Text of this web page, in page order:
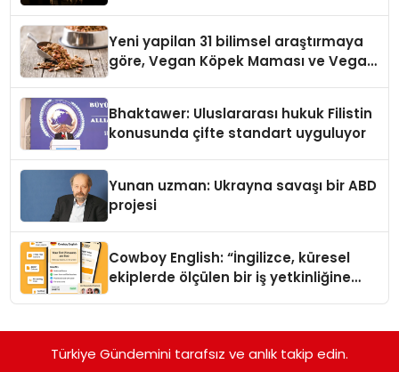
Yeni yapilan 31 bilimsel araştırmaya
göre, Vegan Köpek Maması ve Vegan
Bhaktawer: Uluslararası hukuk Filistin
konusunda çifte standart uyguluyor
Yunan uzman: Ukrayna savaşı bir ABD
projesi
Cowboy English: “İngilizce, küresel
ekiplerde ölçülen bir iş yetkinliğine
Türkiye Gündemini tarafsız ve anlık takip edin.